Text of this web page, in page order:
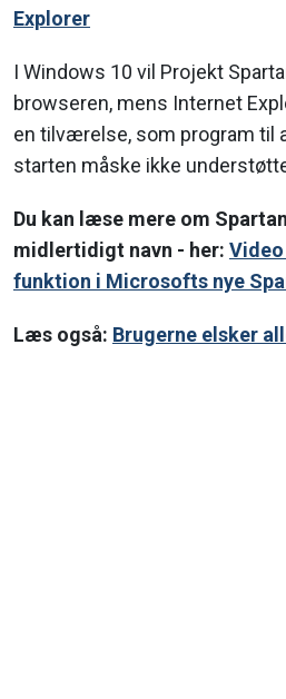
Explorer
I Windows 10 vil Projekt
browseren, mens Internet
en tilværelse, som program til
starten måske ikke
Du kan læse mere om
midlertidigt navn - her:
funktion i Microsofts nye
Læs også: Brugerne elsker